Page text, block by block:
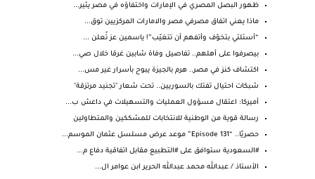
ظهور البصل المصري في الإمارات واختفاؤه في مصر يثير...
‏ماذا يعني اتفاق مصرفي مصر والامارات المركزيين توق...
“أسئلتي بتخوّف وأتفهم أن تتغيّب”! ياسمين عز تُعلن ...
بيصرفوا على أهلهم.. تفاصيل وفاة شابين غرقا خلال صي...
اكتشاف كنز في مصر.. هرم بالجيزة يبوح بأسرار غير مس...
شبكات احتيال تفتك بالسوريين.. تحت شعار "تجنيد مرتزقة"
أميركا: اعتقال مسؤول العمليات والتسهيلات في داعش ب...
رسالة قوية من الوطنية للانتخابات للمشككين والمتطاولين
حصريًا.. “Episode 131” موعد عرض مسلسل عثمان الموسم...
#السعودية ستوافق على #التطبيع مقابل اتفاقية دفاع م...
الأستاذ / عبدالله محمد عبدالله الحرير ابن عوامر ال...